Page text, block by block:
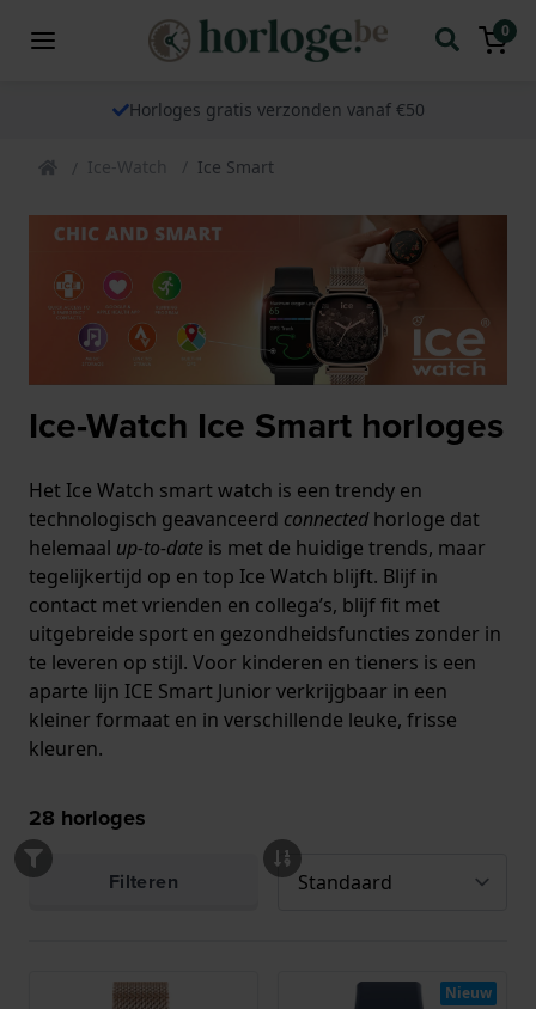
0
Horloges gratis verzonden vanaf €50
Ice-Watch Ice Smart
Ice-Watch Ice Smart horloges
Het Ice Watch smart watch is een trendy en
technologisch geavanceerd connectedhorloge dat
helemaal up-to-date is met de huidige trends, maar
tegelijkertijd op en top Ice Watch blijft. Blijf in
contact met vrienden en collega’s, blijf fit met
uitgebreide sport en gezondheidsfuncties zonder in
te leveren op stijl. Voor kinderen en tieners is een
aparte lijn ICE Smart Junior verkrijgbaar in een
kleiner formaat en in verschillende leuke, frisse
kleuren.
28 horloges
Filteren
Nieuw